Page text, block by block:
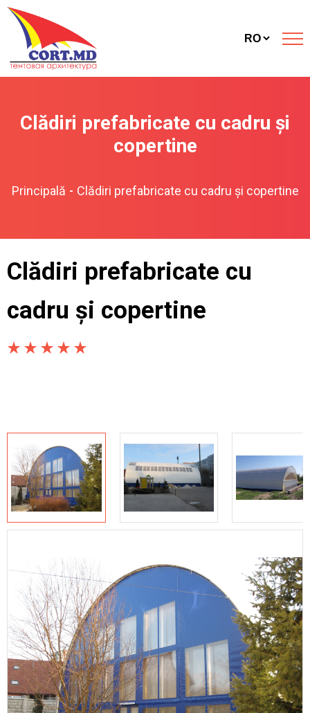
Clădiri prefabricate cu cadru și
copertine
Principală - Clădiri prefabricate cu cadru și copertine
Clădiri prefabricate cu
cadru și copertine